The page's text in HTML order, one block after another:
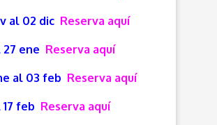
al 02 dic Reserva aquí
27 ene Reserva aquí
al 03 feb Reserva aquí
feb Reserva aquí